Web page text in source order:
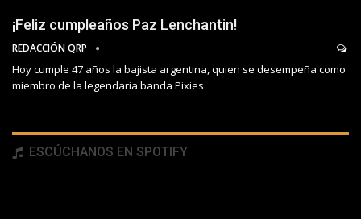
¡Feliz cumpleaños Paz Lenchantin!
REDACCIÓN QRP
Hoy cumple 47 años la bajista argentina, quien se desempeña como
miembro de la legendaria banda Pixies
ESCÚCHANOS EN SPOTIFY